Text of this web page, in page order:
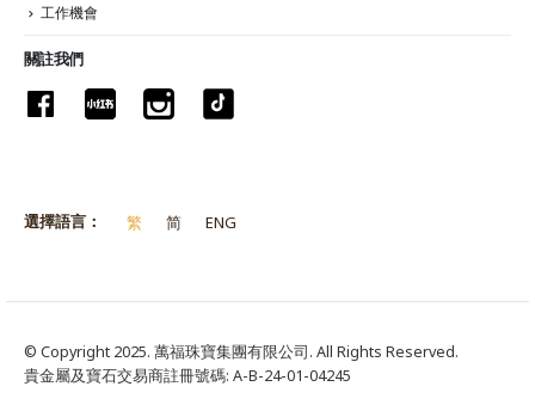
工作機會
關註我們
選擇語言： 繁 简 ENG
© Copyright 2025. 萬福珠寶集團有限公司. All Rights Reserved.
貴金屬及寶石交易商註冊號碼: A-B-24-01-04245